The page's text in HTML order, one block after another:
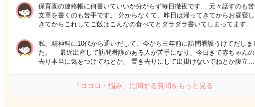
保育園の連絡帳に何書いていいか分からず毎日徹夜です… 元々話すのも
文章を書くのも苦手です。 分からなくて、昨日は帰ってきてからお昼寝
きてからこれしてご飯はこんなの食べてとダラダラ書いてしまってます…
私、精神科に10代から通いだして、今から三年前に訪問看護うけてだしま
た。 最近出産して訪問看護のある人が苦手になり、今日きて赤ちゃんの
去り本当に気をつけてねとか、 置き去りにして出掛けないでねとか腹立…
「ココロ・悩み」に関する質問をもっと見る